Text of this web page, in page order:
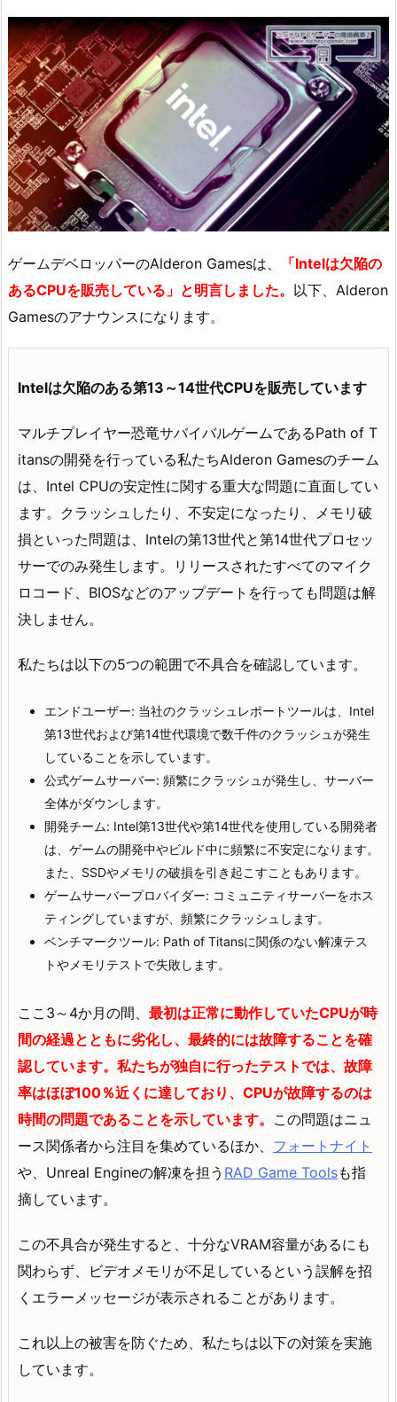
ゲームデベロッパーのAlderon Gamesは、
「Intelは欠陥の
あるCPUを販売している」と明言しました。 以下、Alderon
Gamesのアナウンスになります。
Intelは欠陥のある第13～14世代CPUを販売しています
マルチプレイヤー恐竜サバイバルゲームであるPath of T
itansの開発を行っている私たちAlderon Gamesのチーム
は、Intel CPUの安定性に関する重大な問題に直面してい
ます。クラッシュしたり、不安定になったり、メモリ破
損といった問題は、Intelの第13世代と第14世代プロセッ
サーでのみ発生します。リリースされたすべてのマイク
ロコード、BIOSなどのアップデートを行っても問題は解
決しません。
私たちは以下の5つの範囲で不具合を確認しています。
エンドユーザー: 当社のクラッシュレポートツールは、Intel
第13世代および第14世代環境で数千件のクラッシュが発生
していることを示しています。
公式ゲームサーバー: 頻繁にクラッシュが発生し、サーバー
全体がダウンします。
開発チーム: Intel第13世代や第14世代を使用している開発者
は、ゲームの開発中やビルド中に頻繁に不安定になります。
また、SSDやメモリの破損を引き起こすこともあります。
ゲームサーバープロバイダー: コミュニティサーバーをホス
ティングしていますが、頻繁にクラッシュします。
ベンチマークツール: Path of Titansに関係のない解凍テス
トやメモリテストで失敗します。
ここ3～4か月の間、 最初は正常に動作していたCPUが時
間の経過とともに劣化し、最終的には故障することを確
認しています。私たちが独自に行ったテストでは、故障
率はほぼ100％近くに達しており、CPUが故障するのは
時間の問題であることを示しています。 この問題はニュ
ース関係者から注目を集めているほか、 フォートナイト
や、Unreal Engineの解凍を担う RAD Game Toolsも指
摘しています。
この不具合が発生すると、十分なVRAM容量があるにも
関わらず、ビデオメモリが不足しているという誤解を招
くエラーメッセージが表示されることがあります。
これ以上の被害を防ぐため、私たちは以下の対策を実施
しています。